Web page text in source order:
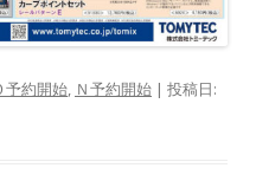
予約開始, Ｎ予約開始 | 投稿日: